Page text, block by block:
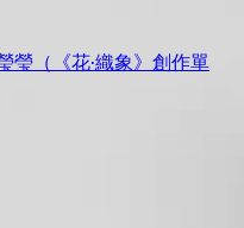
瑩（《花·織象》創作單